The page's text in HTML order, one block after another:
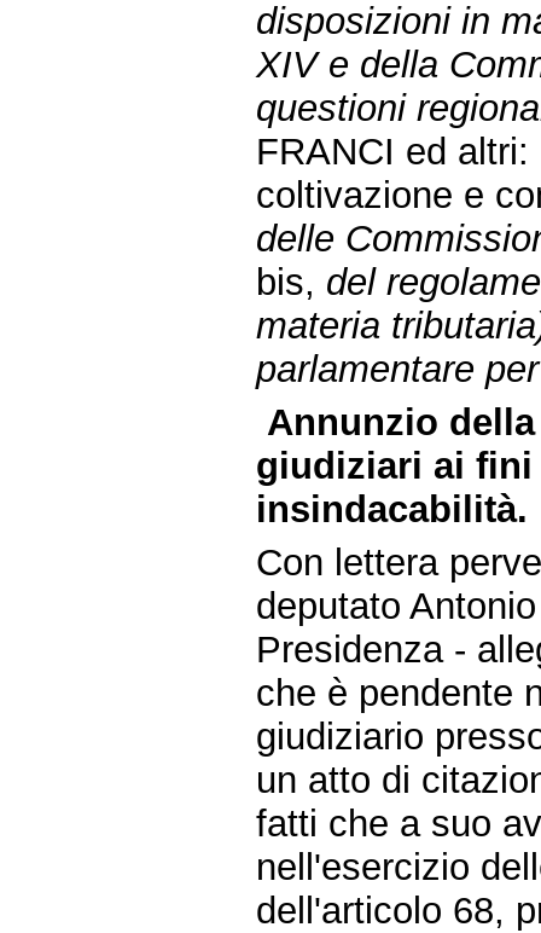
disposizioni in
XIV e della
questioni
FRANCI ed
coltivazione e
delle
bis, del
materia
parlamentare
Annunzio
giudiziari ai
insindacabilità.
Con lettera
deputato
Presidenza -
che è pendente
giudiziario
un atto di
fatti che a suo
nell'esercizio
dell'articolo 68,